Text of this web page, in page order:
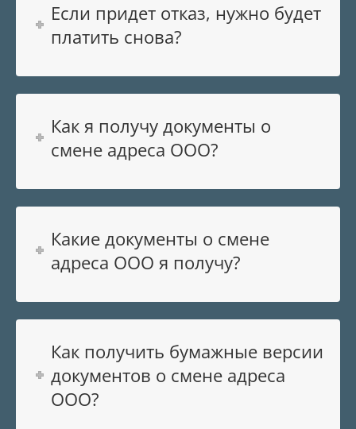
Если придет отказ, нужно будет
платить снова?
Как я получу документы о
смене адреса ООО?
Какие документы о смене
адреса ООО я получу?
Как получить бумажные версии
документов о смене адреса
ООО?